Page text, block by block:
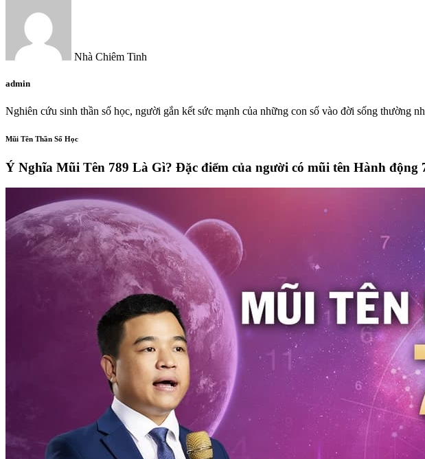
Nhà Chiêm Tinh
admin
Nghiên cứu sinh thần số học, người gắn kết sức mạnh của những con số vào đời sống thường
Mũi Tên Thần Số Học
Ý Nghĩa Mũi Tên 789 Là Gì? Đặc điểm của người có mũi tên Hành động